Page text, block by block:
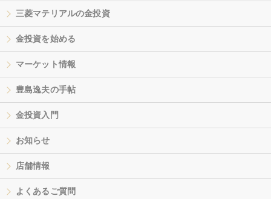
三菱マテリアルの金投資
金投資を始める
マーケット情報
豊島逸夫の手帖
金投資入門
お知らせ
店舗情報
よくあるご質問